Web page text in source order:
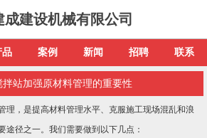
成建设机械有限公司
品 案例 新闻 招聘 联系
拌站加强原材料管理的重要性
理，是提高材料管理水平、克服施工现场混乱和浪
途径之一。我们需要做到以下几点：